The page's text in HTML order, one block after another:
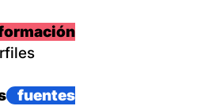
fuentes